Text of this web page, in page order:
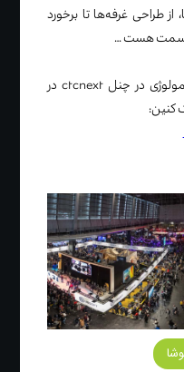
از طراحی غرفه‌ها تا برخورد
قسمت هست …
برای دیدن این قسمت از برنامه گیمولوژی در چنل ctcnext در